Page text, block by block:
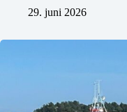
29. juni 2026